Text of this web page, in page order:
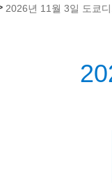
2026년 11월 3일 도쿄